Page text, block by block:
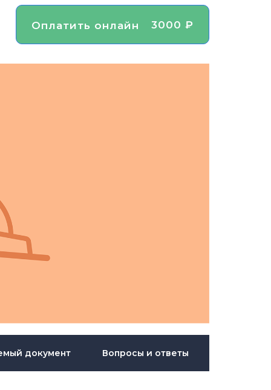
Оплатить онлайн 3000 ₽
документ Вопросы и ответы